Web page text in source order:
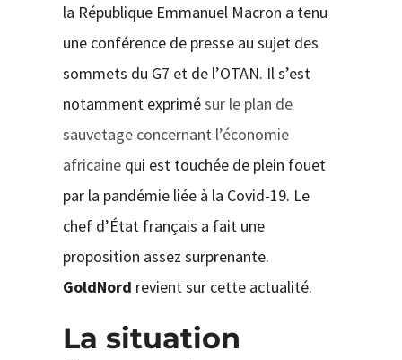
la République Emmanuel Macron a tenu
une conférence de presse au sujet des
sommets du G7 et de l’OTAN. Il s’est
notamment exprimésur le plan de
sauvetage concernant l’économie
africainequi est touchée de plein fouet
par la pandémie liée à la Covid-19. Le
chef d’État français a fait une
proposition assez surprenante.
GoldNord revient sur cette actualité.
La situation